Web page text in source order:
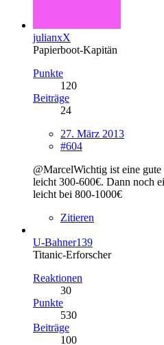
julianxX
Papierboot-Kapitän
Punkte
120
Beiträge
24
27. März 2013
#604
@MarcelWichtig ist eine
leicht 300-600€. Dann noch
leicht bei 800-1000€
Zitieren
U-Bahner139
Titanic-Erforscher
Reaktionen
30
Punkte
530
Beiträge
100